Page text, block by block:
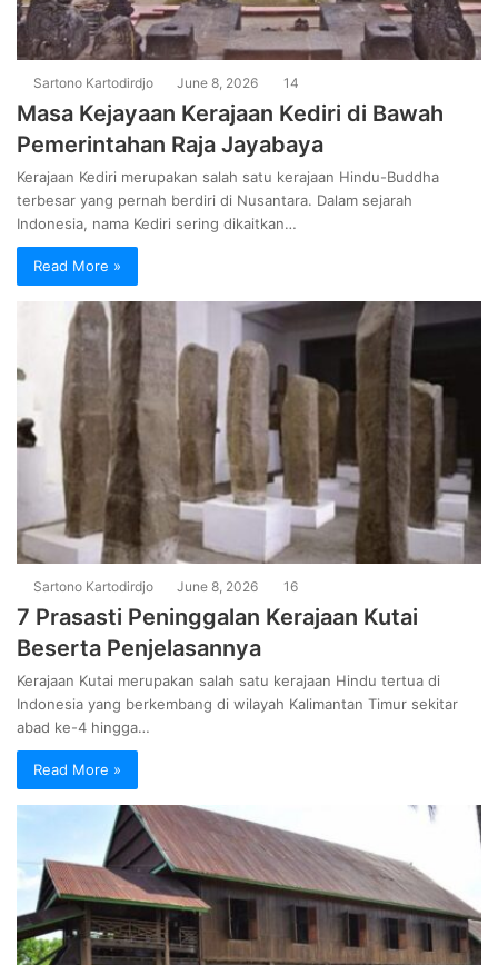
Sartono Kartodirdjo June 8, 2026 14
Masa Kejayaan Kerajaan Kediri di Bawah
Pemerintahan Raja Jayabaya
Kerajaan Kediri merupakan salah satu kerajaan Hindu-Buddha
terbesar yang pernah berdiri di Nusantara. Dalam sejarah
Indonesia, nama Kediri sering dikaitkan…
Read More »
Sartono Kartodirdjo June 8, 2026 16
7 Prasasti Peninggalan Kerajaan Kutai
Beserta Penjelasannya
Kerajaan Kutai merupakan salah satu kerajaan Hindu tertua di
Indonesia yang berkembang di wilayah Kalimantan Timur sekitar
abad ke-4 hingga…
Read More »